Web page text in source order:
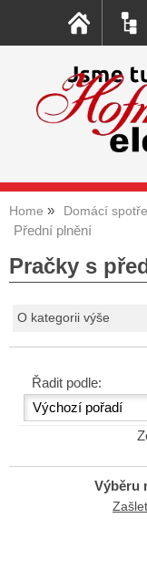
Home Domácí
Přední plnění
Pračky s
O kategorii výše
Řadit podle:
Výběru